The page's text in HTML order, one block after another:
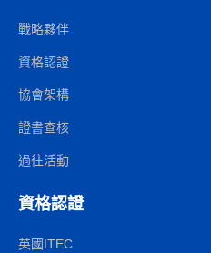
戰略夥伴
資格認證
協會架構
證書查核
過往活動
資格認證
英國ITEC